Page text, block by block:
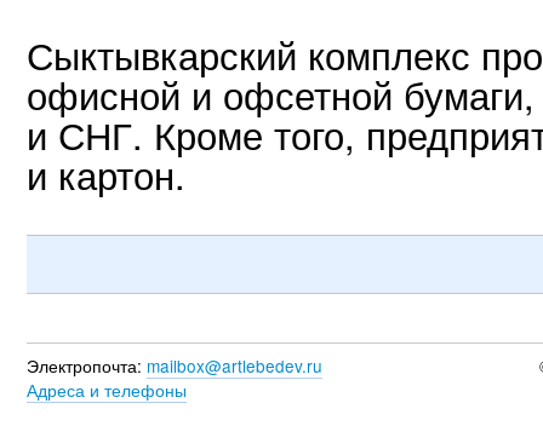
Сыктывкарский комплекс
офисной и офсетной
и СНГ. Кроме того,
и картон.
Электропочта: mailbox@artlebedev.ru
Адреса и телефоны